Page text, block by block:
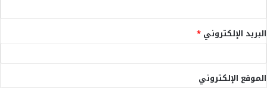
البريد الإلكتروني *
الموقع الإلكتروني